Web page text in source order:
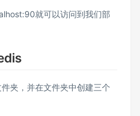
就可以访问到我们部
夹，并在文件夹中创建三个